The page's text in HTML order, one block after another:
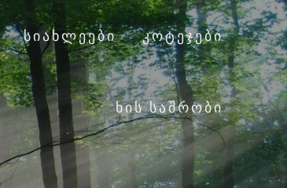
ᲡᲘᲐᲮᲚᲔᲔᲑᲘ ᲙᲝᲢᲔᲯᲔᲑᲘ
ᲮᲘᲡ ᲡᲐᲨᲠᲝᲑᲘ